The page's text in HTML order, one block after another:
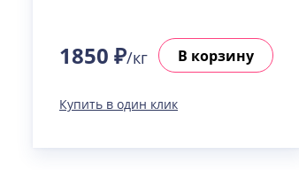
1850 ₽/кг В корзину
Купить в один клик